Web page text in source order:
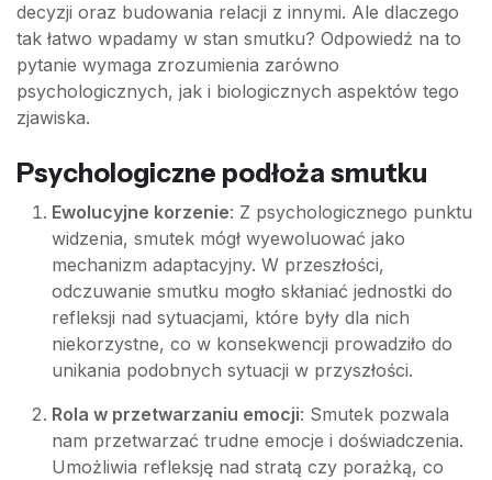
decyzji oraz budowania relacji z innymi. Ale dlaczego
tak łatwo wpadamy w stan smutku? Odpowiedź na to
pytanie wymaga zrozumienia zarówno
psychologicznych, jak i biologicznych aspektów tego
zjawiska.
Psychologiczne podłoża smutku
Ewolucyjne korzenie: Z psychologicznego punktu
widzenia, smutek mógł wyewoluować jako
mechanizm adaptacyjny. W przeszłości,
odczuwanie smutku mogło skłaniać jednostki do
refleksji nad sytuacjami, które były dla nich
niekorzystne, co w konsekwencji prowadziło do
unikania podobnych sytuacji w przyszłości.
Rola w przetwarzaniu emocji: Smutek pozwala
nam przetwarzać trudne emocje i doświadczenia.
Umożliwia refleksję nad stratą czy porażką, co